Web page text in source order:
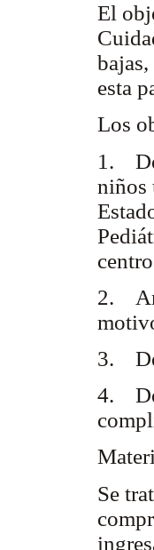
El
esta
Los
1.
niños
2.
3.
4.
Se